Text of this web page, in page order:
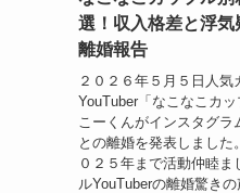
選！収入格差と浮気
離婚報告
２０２６年５月５日人気
YouTuber「なこなこカ
こーくんがインスタグ
との離婚を発表しました
０２５年まで活動仲睦
ルYouTuberの離婚驚き